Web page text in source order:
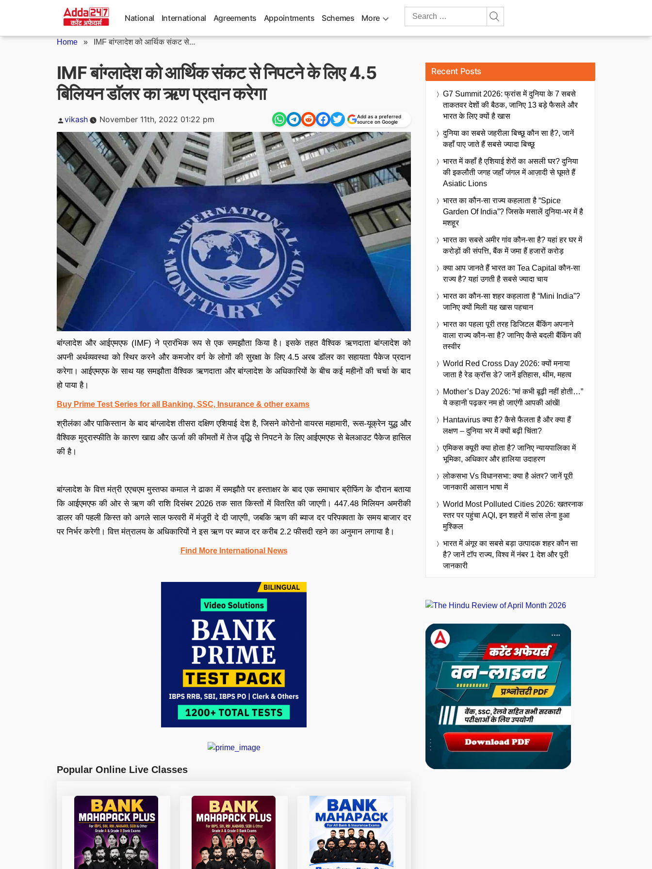
National International Agreements Appointments Schemes More
Search
Home » IMF बांग्लादेश को आर्थिक संकट से...
IMF बांग्लादेश को आर्थिक संकट से निपटने के लिए 4.5
बिलियन डाॅलर का ऋण प्रदान करेगा
Posted
vikash November 11th, 2022 01:22 pm
Add as a preferred
source on Google
बांग्लादेश और आईएमएफ (IMF) ने प्रारंभिक रूप से एक समझौता किया है। इसके तहत वैश्विक ऋणदाता बांग्लादेश को
अपनी अर्थव्यवस्था को स्थिर करने और कमजोर वर्ग के लोगों की सुरक्षा के लिए 4.5 अरब डॉलर का सहायता पैकेज प्रदान
करेगा। आईएमएफ के साथ यह समझौता वैश्विक ऋणदाता और बांग्लादेश के अधिकारियों के बीच कई महीनों की चर्चा के बाद
हो पाया है।
Buy Prime Test Series for all Banking, SSC, Insurance & other exams
श्रीलंका और पाकिस्तान के बाद बांग्लादेश तीसरा दक्षिण एशियाई देश है, जिसने कोरोनो वायरस महामारी, रूस-यूक्रेन युद्ध और
वैश्विक मुद्रास्फीति के कारण खाद्य और ऊर्जा की कीमतों में तेज वृद्धि से निपटने के लिए आईएमएफ से बेलआउट पैकेज हासिल
की है।
बांग्लादेश के वित्त मंत्री एएचएम मुस्तफा कमाल ने ढाका में समझौते पर हस्ताक्षर के बाद एक समाचार ब्रीफिंग के दौरान बताया
कि आईएमएफ की ओर से ऋण की राशि दिसंबर 2026 तक सात किस्तों में वितरित की जाएगी। 447.48 मिलियन अमरीकी
डालर की पहली किस्त को अगले साल फरवरी में मंजूरी दे दी जाएगी, जबकि ऋण की ब्याज दर परिपक्वता के समय बाजार दर
पर निर्भर करेगी। वित्त मंत्रालय के अधिकारियों ने इस ऋण पर ब्याज दर करीब 2.2 फीसदी रहने का अनुमान लगाया है।
Find More International News
Popular Online Live Classes
Recent Posts
G7 Summit 2026: फ्रांस में दुनिया के 7 सबसे
ताकतवर देशों की बैठक, जानिए 13 बड़े फैसले और
भारत के लिए क्यों है खास
दुनिया का सबसे जहरीला बिच्छू कौन सा है?, जानें
कहाँ पाए जाते हैं सबसे ज्यादा बिच्छू
भारत में कहाँ है एशियाई शेरों का असली घर? दुनिया
की इकलौती जगह जहाँ जंगल में आज़ादी से घूमते हैं
Asiatic Lions
भारत का कौन-सा राज्य कहलाता है “Spice
Garden Of India”? जिसके मसालें दुनिया-भर में है
मशहूर
भारत का सबसे अमीर गांव कौन-सा है? यहां हर घर में
करोड़ों की संपत्ति, बैंक में जमा हैं हजारों करोड़
क्या आप जानते हैं भारत का Tea Capital कौन-सा
राज्य है? यहां उगती है सबसे ज्यादा चाय
भारत का कौन-सा शहर कहलाता है “Mini India”?
जानिए क्यों मिली यह खास पहचान
भारत का पहला पूरी तरह डिजिटल बैंकिंग अपनाने
वाला राज्य कौन-सा है? जानिए कैसे बदली बैंकिंग की
तस्वीर
World Red Cross Day 2026: क्यों मनाया
जाता है रेड क्रॉस डे? जानें इतिहास, थीम, महत्व
Mother’s Day 2026: “मां कभी बूढ़ी नहीं होती…”
ये कहानी पढ़कर नम हो जाएंगी आपकी आंखें!
Hantavirus क्या है? कैसे फैलता है और क्या हैं
लक्षण – दुनिया भर में क्यों बढ़ी चिंता?
एमिकस क्यूरी क्या होता है? जानिए न्यायपालिका में
भूमिका, अधिकार और हालिया उदाहरण
लोकसभा Vs विधानसभा: क्या है अंतर? जानें पूरी
जानकारी आसान भाषा में
World Most Polluted Cities 2026: खतरनाक
स्तर पर पहुंचा AQI, इन शहरों में सांस लेना हुआ
मुश्किल
भारत में अंगूर का सबसे बड़ा उत्पादक शहर कौन सा
है? जानें टॉप राज्य, विश्व में नंबर 1 देश और पूरी
जानकारी